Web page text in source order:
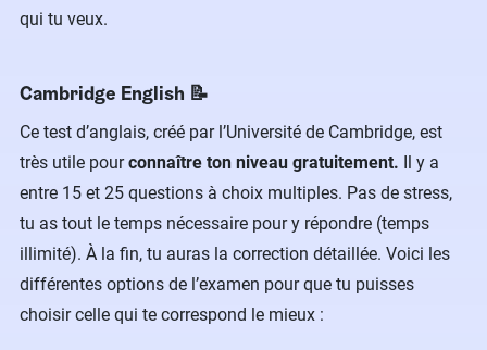
qui tu veux.
Cambridge English 📝
Ce test d’anglais, créé par l’Université de Cambridge, est
très utile pourconnaître ton niveau gratuitement. Il y a
entre 15 et 25 questions à choix multiples. Pas de stress,
tu as tout le temps nécessaire pour y répondre (temps
illimité). À la fin, tu auras la correction détaillée. Voici les
différentes options de l’examen pour que tu puisses
choisir celle qui te correspond le mieux :